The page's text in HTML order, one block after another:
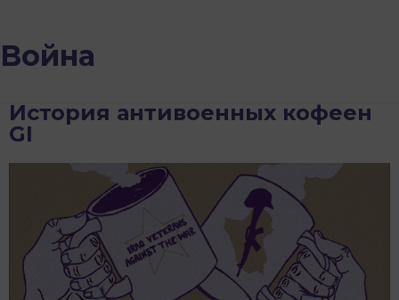
Война
История антивоенных кофеен
GI